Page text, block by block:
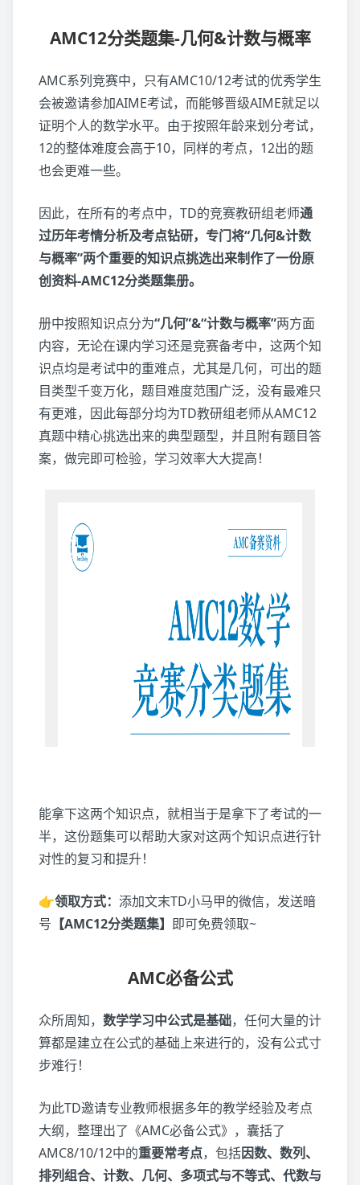
AMC12分类题集-几何&计数与概率
AMC系列竞赛中，只有AMC10/12考试的优秀学生
会被邀请参加AIME考试，而能够晋级AIME就足以
证明个人的数学水平。由于按照年龄来划分考试，
12的整体难度会高于10，同样的考点，12出的题
也会更难一些。
因此，在所有的考点中，TD的竞赛教研组老师通
过历年考情分析及考点钻研，专门将“几何&计数
与概率”两个重要的知识点挑选出来制作了一份原
创资料-AMC12分类题集册。
册中按照知识点分为“几何”&“计数与概率”两方面
内容，无论在课内学习还是竞赛备考中，这两个知
识点均是考试中的重难点，尤其是几何，可出的题
目类型千变万化，题目难度范围广泛，没有最难只
有更难，因此每部分均为TD教研组老师从AMC12
真题中精心挑选出来的典型题型，并且附有题目答
案，做完即可检验，学习效率大大提高！
能拿下这两个知识点，就相当于是拿下了考试的一
半，这份题集可以帮助大家对这两个知识点进行针
对性的复习和提升！
👉领取方式： 添加文末TD小马甲的微信，发送暗
号 【AMC12分类题集】 即可免费领取~
AMC必备公式
众所周知， 数学学习中公式是基础，任何大量的计
算都是建立在公式的基础上来进行的，没有公式寸
步难行！
为此TD邀请专业教师根据多年的教学经验及考点
大纲，整理出了《AMC必备公式》，囊括了
AMC8/10/12中的重要常考点，包括因数、数列、
排列组合、计数、几何、多项式与不等式、代数与